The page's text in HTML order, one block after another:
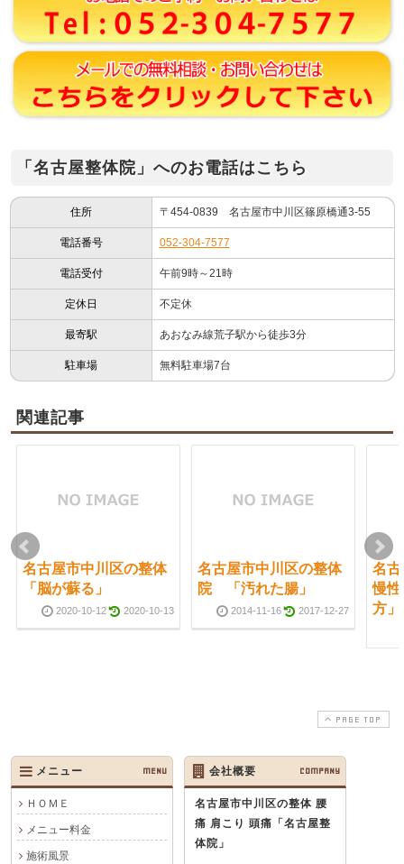
「名古屋整体院」へのお電話はこちら
住所 〒454-0839 名古屋市中川区篠原橋通3-55
電話番号 052-304-7577
電話受付 午前9時～21時
定休日 不定休
最寄駅 あおなみ線荒子駅から徒歩3分
駐車場 無料駐車場7台
関連記事
名古屋市中川区の整体
「脳が蘇る」
2020-10-12 2020-10-13
名古屋市中川区の整体
院 「汚れた腸」
2014-11-16 2017-12-27
名
慢
方」
PAGE TOP
メニュー MENU
ＨＯＭＥ
メニュー料金
施術風景
会社概要 COMPANY
名古屋市中川区の整体 腰
痛 肩こり 頭痛 「名古屋整
体院」